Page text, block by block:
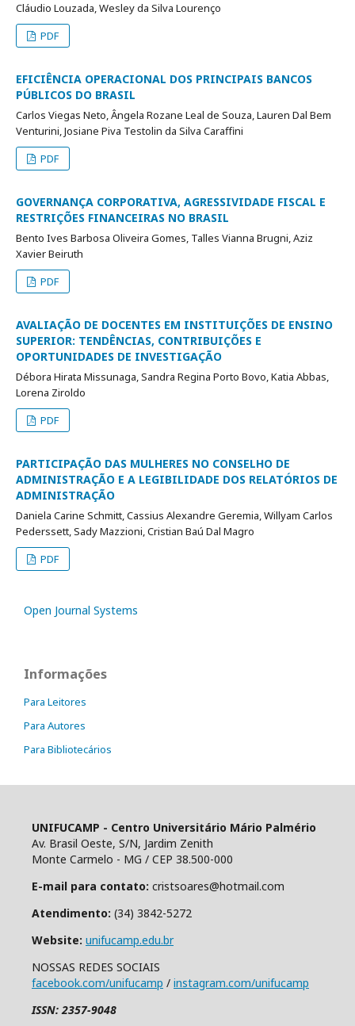
Cláudio Louzada, Wesley da Silva Lourenço
PDF
EFICIÊNCIA OPERACIONAL DOS PRINCIPAIS BANCOS
PÚBLICOS DO BRASIL
Carlos Viegas Neto, Ângela Rozane Leal de Souza, Lauren Dal Bem
Venturini, Josiane Piva Testolin da Silva Caraffini
PDF
GOVERNANÇA CORPORATIVA, AGRESSIVIDADE FISCAL E
RESTRIÇÕES FINANCEIRAS NO BRASIL
Bento Ives Barbosa Oliveira Gomes, Talles Vianna Brugni, Aziz
Xavier Beiruth
PDF
AVALIAÇÃO DE DOCENTES EM INSTITUIÇÕES DE ENSINO
SUPERIOR: TENDÊNCIAS, CONTRIBUIÇÕES E
OPORTUNIDADES DE INVESTIGAÇÃO
Débora Hirata Missunaga, Sandra Regina Porto Bovo, Katia Abbas,
Lorena Ziroldo
PDF
PARTICIPAÇÃO DAS MULHERES NO CONSELHO DE
ADMINISTRAÇÃO E A LEGIBILIDADE DOS RELATÓRIOS DE
ADMINISTRAÇÃO
Daniela Carine Schmitt, Cassius Alexandre Geremia, Willyam Carlos
Pederssett, Sady Mazzioni, Cristian Baú Dal Magro
PDF
Open Journal Systems
Informações
Para Leitores
Para Autores
Para Bibliotecários
UNIFUCAMP - Centro Universitário Mário Palmério
Av. Brasil Oeste, S/N, Jardim Zenith
Monte Carmelo - MG / CEP 38.500-000
E-mail para contato: cristsoares@hotmail.com
Atendimento: (34) 3842-5272
Website: unifucamp.edu.br
NOSSAS REDES SOCIAIS
facebook.com/unifucamp / instagram.com/unifucamp
ISSN: 2357-9048